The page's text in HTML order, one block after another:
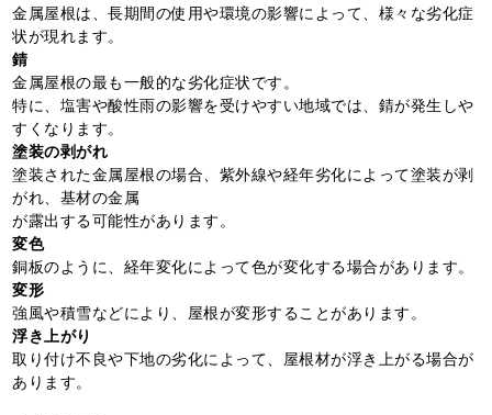
金属屋根は、長期間の使用や環境の影響によって、様々な劣化症
状が現れます。
錆
金属屋根の最も一般的な劣化症状です。
特に、塩害や酸性雨の影響を受けやすい地域では、錆が発生しや
すくなります。
塗装の剥がれ
塗装された金属屋根の場合、紫外線や経年劣化によって塗装が剥
がれ、基材の金属
が露出する可能性があります。
変色
銅板のように、経年変化によって色が変化する場合があります。
変形
強風や積雪などにより、屋根が変形することがあります。
浮き上がり
取り付け不良や下地の劣化によって、屋根材が浮き上がる場合が
あります。